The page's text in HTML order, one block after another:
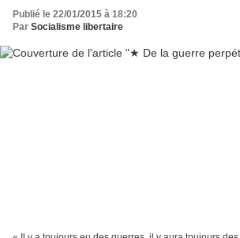
Publié le 22/01/2015 à 18:20
Par Socialisme libertaire